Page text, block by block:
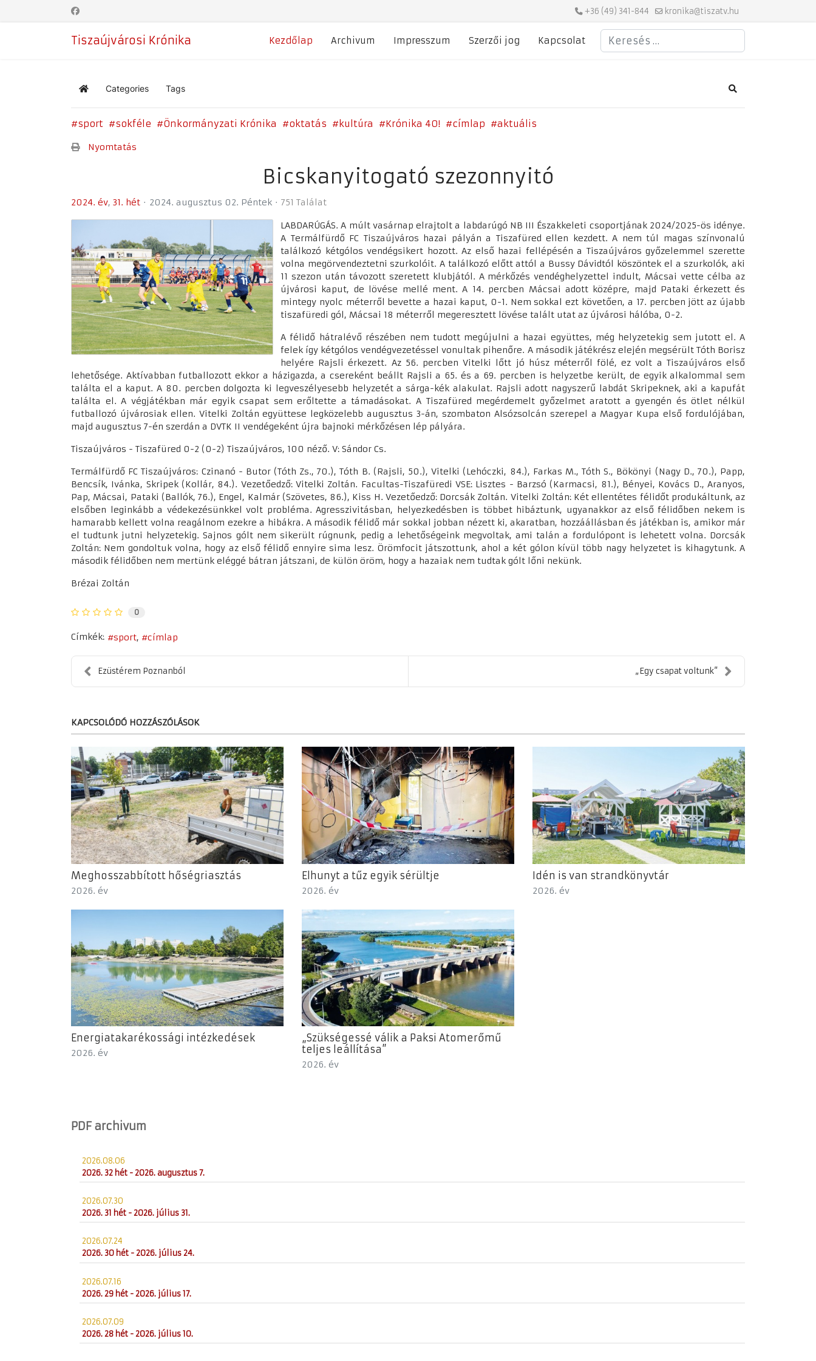
+36 (49) 341-844 kronika@tiszatv.hu
Tiszaújvárosi Krónika Kezdőlap Archivum Impresszum Szerzői jog Kapcsolat
Keresés
Home Categories Tags Search
sport sokféle Önkormányzati Krónika oktatás kultúra Krónika 40! címlap aktuális
Nyomtatás
Bicskanyitogató szezonnyitó
2024. év 31. hét 2024. augusztus 02. Péntek 751 Találat
LABDARÚGÁS. A múlt vasárnap elrajtolt a labdarúgó NB III Északkeleti csoportjának 2024/2025-ös idénye.
A Termálfürdő FC Tiszaújváros hazai pályán a Tiszafüred ellen kezdett. A nem túl magas színvonalú
találkozó kétgólos vendégsikert hozott. Az első hazai fellépésén a Tiszaújváros győzelemmel szerette
volna megörvendeztetni szurkolóit. A találkozó előtt attól a Bussy Dávidtól köszöntek el a szurkolók, aki
11 szezon után távozott szeretett klubjától. A mérkőzés vendéghelyzettel indult, Mácsai vette célba az
újvárosi kaput, de lövése mellé ment. A 14. percben Mácsai adott középre, majd Pataki érkezett és
mintegy nyolc méterről bevette a hazai kaput, 0-1. Nem sokkal ezt követően, a 17. percben jött az újabb
tiszafüredi gól, Mácsai 18 méterről megeresztett lövése talált utat az újvárosi hálóba, 0-2.
A félidő hátralévő részében nem tudott megújulni a hazai együttes, még helyzetekig sem jutott el. A
felek így kétgólos vendégvezetéssel vonultak pihenőre. A második játékrész elején megsérült Tóth Borisz
helyére Rajsli érkezett. Az 56. percben Vitelki lőtt jó húsz méterről fölé, ez volt a Tiszaújváros első
lehetősége. Aktívabban futballozott ekkor a házigazda, a csereként beállt Rajsli a 65. és a 69. percben is helyzetbe került, de egyik alkalommal sem
találta el a kaput. A 80. percben dolgozta ki legveszélyesebb helyzetét a sárga-kék alakulat. Rajsli adott nagyszerű labdát Skripeknek, aki a kapufát
találta el. A végjátékban már egyik csapat sem erőltette a támadásokat. A Tiszafüred megérdemelt győzelmet aratott a gyengén és ötlet nélkül
futballozó újvárosiak ellen. Vitelki Zoltán együttese legközelebb augusztus 3-án, szombaton Alsózsolcán szerepel a Magyar Kupa első fordulójában,
majd augusztus 7-én szerdán a DVTK II vendégeként újra bajnoki mérkőzésen lép pályára.
Tiszaújváros - Tiszafüred 0-2 (0-2) Tiszaújváros, 100 néző. V: Sándor Cs.
Termálfürdő FC Tiszaújváros: Czinanó - Butor (Tóth Zs., 70.), Tóth B. (Rajsli, 50.), Vitelki (Lehóczki, 84.), Farkas M., Tóth S., Bökönyi (Nagy D., 70.), Papp,
Bencsík, Ivánka, Skripek (Kollár, 84.). Vezetőedző: Vitelki Zoltán. Facultas-Tiszafüredi VSE: Lisztes - Barzsó (Karmacsi, 81.), Bényei, Kovács D., Aranyos,
Pap, Mácsai, Pataki (Ballók, 76.), Engel, Kalmár (Szövetes, 86.), Kiss H. Vezetőedző: Dorcsák Zoltán. Vitelki Zoltán: Két ellentétes félidőt produkáltunk, az
elsőben leginkább a védekezésünkkel volt probléma. Agresszivitásban, helyezkedésben is többet hibáztunk, ugyanakkor az első félidőben nekem is
hamarabb kellett volna reagálnom ezekre a hibákra. A második félidő már sokkal jobban nézett ki, akaratban, hozzáállásban és játékban is, amikor már
el tudtunk jutni helyzetekig. Sajnos gólt nem sikerült rúgnunk, pedig a lehetőségeink megvoltak, ami talán a fordulópont is lehetett volna. Dorcsák
Zoltán: Nem gondoltuk volna, hogy az első félidő ennyire sima lesz. Örömfocit játszottunk, ahol a két gólon kívül több nagy helyzetet is kihagytunk. A
második félidőben nem mertünk eléggé bátran játszani, de külön öröm, hogy a hazaiak nem tudtak gólt lőni nekünk.
Brézai Zoltán
0
Címkék: sport címlap
Ezüstérem Poznanból „Egy csapat voltunk”
KAPCSOLÓDÓ HOZZÁSZÓLÁSOK
Meghosszabbított hőségriasztás
2026. év
Elhunyt a tűz egyik sérültje
2026. év
Idén is van strandkönyvtár
2026. év
Energiatakarékossági intézkedések
2026. év
„Szükségessé válik a Paksi Atomerőmű
teljes leállítása”
2026. év
PDF archivum
2026.08.06
2026. 32 hét - 2026. augusztus 7.
2026.07.30
2026. 31 hét - 2026. július 31.
2026.07.24
2026. 30 hét - 2026. július 24.
2026.07.16
2026. 29 hét - 2026. július 17.
2026.07.09
2026. 28 hét - 2026. július 10.